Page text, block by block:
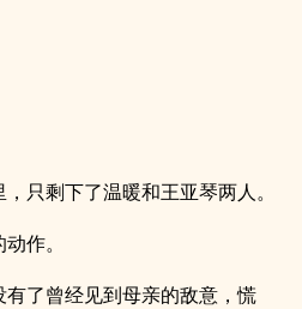
只剩下了温暖和王亚琴两人。
作。
了曾经见到母亲的敌意，慌